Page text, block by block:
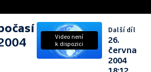
Video není
k dispozici
Další díl
26.
června
2004